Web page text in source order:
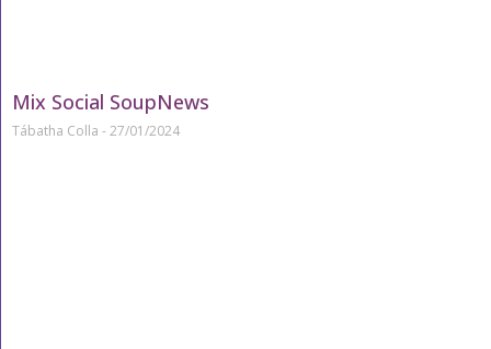
Mix Social SoupNews
Tábatha Colla 27/01/2024